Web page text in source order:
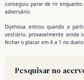
conseguiu parar de rir
adversário.
Dijehoua entrou quando a
vestiário, provavelmente ainda
fechar o placar em 4 a 1 no
Pesquisar no